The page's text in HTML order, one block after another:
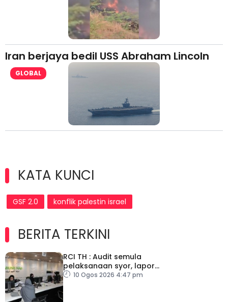
Iran berjaya bedil USS Abraham Lincoln
GLOBAL
KATA KUNCI
GSF 2.0 konflik palestin israel
BERITA TERKINI
RCI TH : Audit semula
pelaksanaan syor, lapor
secara terus
10 Ogos 2026 4:47 pm